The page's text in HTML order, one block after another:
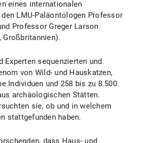
eines internationalen
LMU-Paläontologen Professor
Professor Greger Larson
Großbritannien).
Experten sequenzierten und
von Wild- und Hauskatzen,
Individuen und 258 bis zu 8.500
archäologischen Stätten.
sie, ob und in welchem
stattgefunden haben.
dass Haus- und